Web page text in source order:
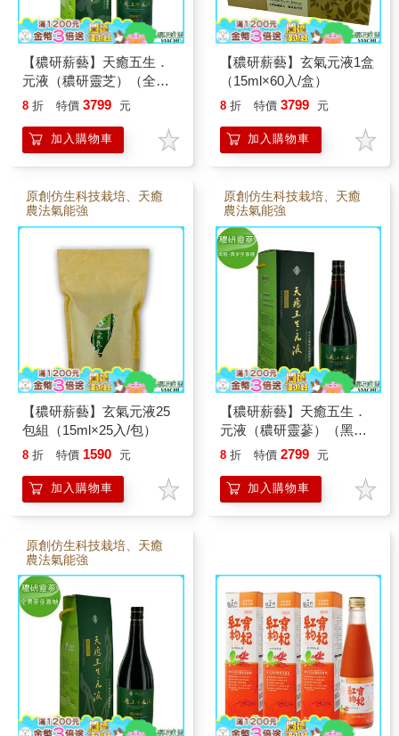
【穠研薪藝】天癒五生．
元液（穠研靈芝）（全異
麥芽寡糖配方）（750ml/
8 折 特價 3799 元
加入購物車
【穠研薪藝】玄氣元液1盒
（15ml×60入/盒）
8 折 特價 3799 元
加入購物車
原創仿生科技栽培、天癒
農法氣能強
【穠研薪藝】玄氣元液25
包組（15ml×25入/包）
8 折 特價 1590 元
加入購物車
原創仿生科技栽培、天癒
農法氣能強
【穠研薪藝】天癒五生．
元液（穠研靈蔘）（黑糖
＋異麥芽寡糖配方）
8 折 特價 2799 元
加入購物車
原創仿生科技栽培、天癒
農法氣能強